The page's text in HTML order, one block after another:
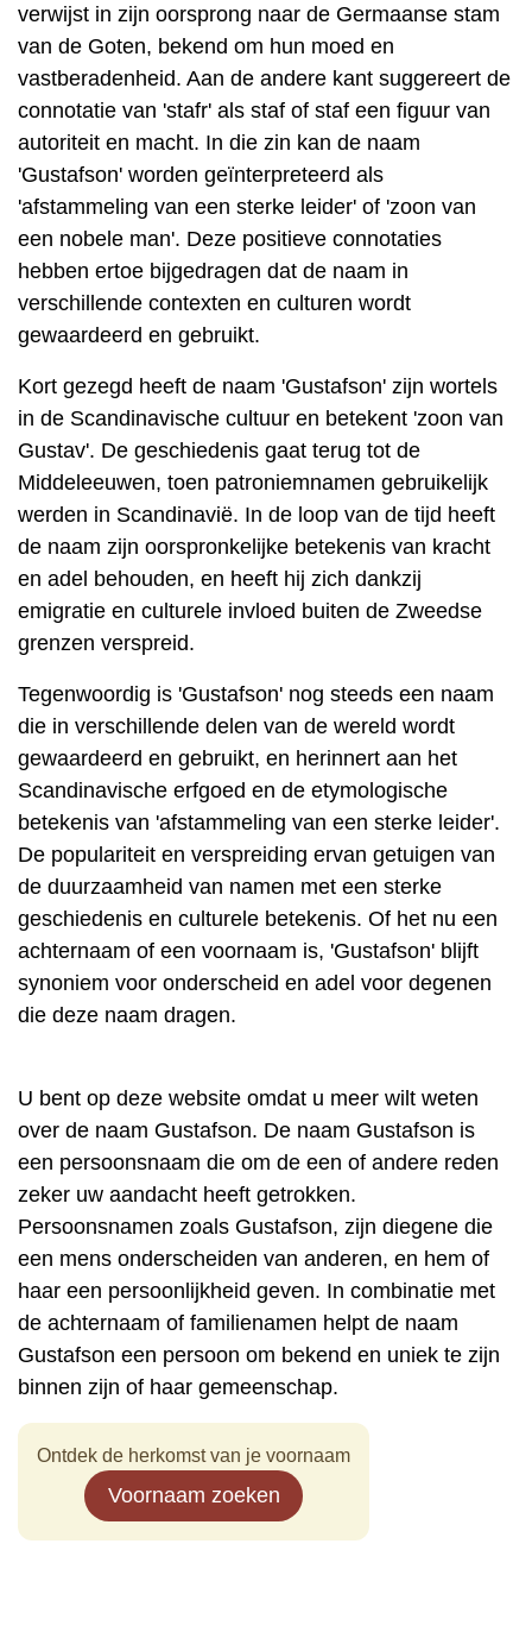
verwijst in zijn oorsprong naar de Germaanse stam
van de Goten, bekend om hun moed en
vastberadenheid. Aan de andere kant suggereert de
connotatie van 'stafr' als staf of staf een figuur van
autoriteit en macht. In die zin kan de naam
'Gustafson' worden geïnterpreteerd als
'afstammeling van een sterke leider' of 'zoon van
een nobele man'. Deze positieve connotaties
hebben ertoe bijgedragen dat de naam in
verschillende contexten en culturen wordt
gewaardeerd en gebruikt.
Kort gezegd heeft de naam 'Gustafson' zijn wortels
in de Scandinavische cultuur en betekent 'zoon van
Gustav'. De geschiedenis gaat terug tot de
Middeleeuwen, toen patroniemnamen gebruikelijk
werden in Scandinavië. In de loop van de tijd heeft
de naam zijn oorspronkelijke betekenis van kracht
en adel behouden, en heeft hij zich dankzij
emigratie en culturele invloed buiten de Zweedse
grenzen verspreid.
Tegenwoordig is 'Gustafson' nog steeds een naam
die in verschillende delen van de wereld wordt
gewaardeerd en gebruikt, en herinnert aan het
Scandinavische erfgoed en de etymologische
betekenis van 'afstammeling van een sterke leider'.
De populariteit en verspreiding ervan getuigen van
de duurzaamheid van namen met een sterke
geschiedenis en culturele betekenis. Of het nu een
achternaam of een voornaam is, 'Gustafson' blijft
synoniem voor onderscheid en adel voor degenen
die deze naam dragen.
U bent op deze website omdat u meer wilt weten
over de naam Gustafson. De naam Gustafson is
een persoonsnaam die om de een of andere reden
zeker uw aandacht heeft getrokken.
Persoonsnamen zoals Gustafson, zijn diegene die
een mens onderscheiden van anderen, en hem of
haar een persoonlijkheid geven. In combinatie met
de achternaam of familienamen helpt de naam
Gustafson een persoon om bekend en uniek te zijn
binnen zijn of haar gemeenschap.
Ontdek de herkomst van je voornaam
Voornaam zoeken